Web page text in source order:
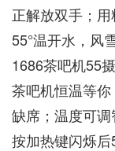
正解放双手；
55°温开水，风
1686茶吧机55
茶吧机恒温等
缺席；温度可
按加热键闪烁